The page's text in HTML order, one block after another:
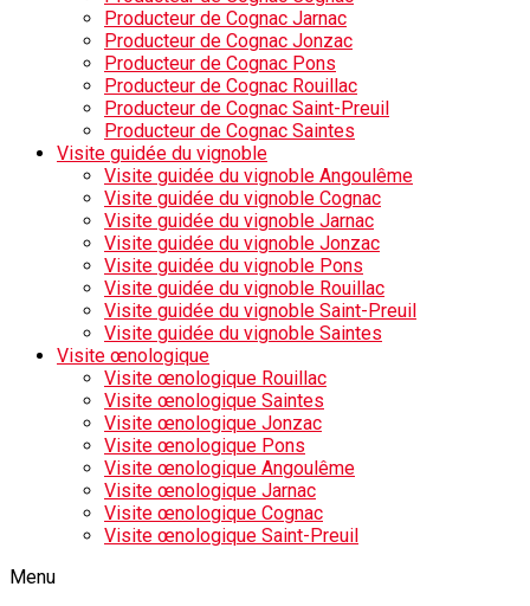
Producteur de Cognac Jarnac
Producteur de Cognac Jonzac
Producteur de Cognac Pons
Producteur de Cognac Rouillac
Producteur de Cognac Saint-Preuil
Producteur de Cognac Saintes
Visite guidée du vignoble
Visite guidée du vignoble Angoulême
Visite guidée du vignoble Cognac
Visite guidée du vignoble Jarnac
Visite guidée du vignoble Jonzac
Visite guidée du vignoble Pons
Visite guidée du vignoble Rouillac
Visite guidée du vignoble Saint-Preuil
Visite guidée du vignoble Saintes
Visite œnologique
Visite œnologique Rouillac
Visite œnologique Saintes
Visite œnologique Jonzac
Visite œnologique Pons
Visite œnologique Angoulême
Visite œnologique Jarnac
Visite œnologique Cognac
Visite œnologique Saint-Preuil
Menu